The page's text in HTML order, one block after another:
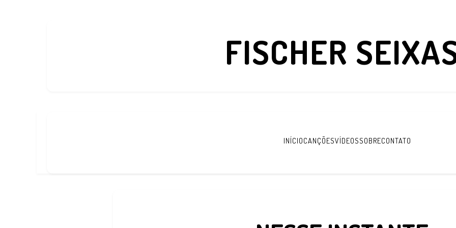
FISCHER
INÍCIOCANÇÕESVÍDEOSSOBRECONTATO